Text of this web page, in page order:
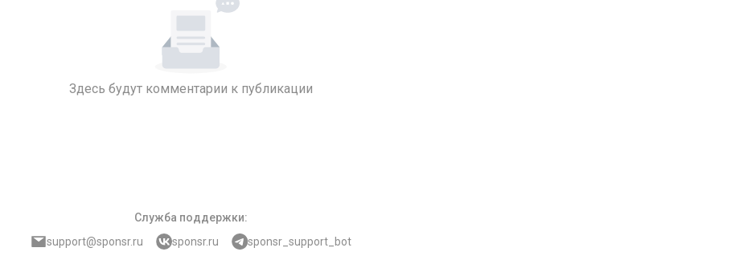
Здесь будут комментарии к публикации
Служба поддержки:
support@sponsr.ru
sponsr.ru sponsr_support_bot